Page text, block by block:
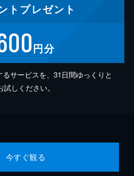
ト プレゼント
円分
サービスを、31日間ゆっくりと
試しください。
今すぐ観る